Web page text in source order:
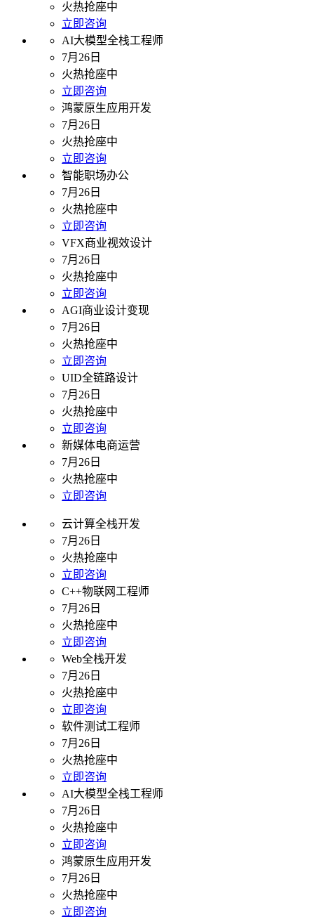
火热抢座中
立即咨询
AI大模型全栈工程师
7月26日
火热抢座中
立即咨询
鸿蒙原生应用开发
7月26日
火热抢座中
立即咨询
智能职场办公
7月26日
火热抢座中
立即咨询
VFX商业视效设计
7月26日
火热抢座中
立即咨询
AGI商业设计变现
7月26日
火热抢座中
立即咨询
UID全链路设计
7月26日
火热抢座中
立即咨询
新媒体电商运营
7月26日
火热抢座中
立即咨询
云计算全栈开发
7月26日
火热抢座中
立即咨询
C++物联网工程师
7月26日
火热抢座中
立即咨询
Web全栈开发
7月26日
火热抢座中
立即咨询
软件测试工程师
7月26日
火热抢座中
立即咨询
AI大模型全栈工程师
7月26日
火热抢座中
立即咨询
鸿蒙原生应用开发
7月26日
火热抢座中
立即咨询